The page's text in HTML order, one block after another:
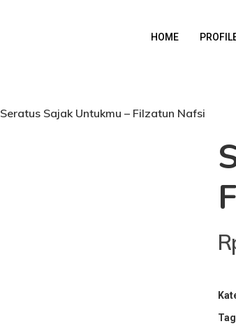
HOME
Seratus Sajak Untukmu – Filzatun Nafsi